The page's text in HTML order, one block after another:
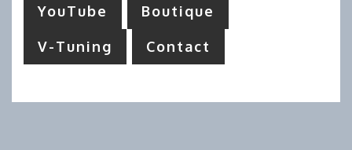
YouTube Boutique
V-Tuning Contact